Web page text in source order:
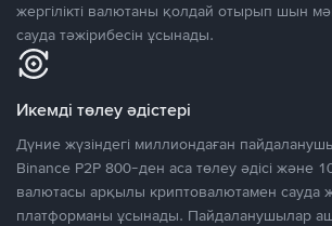
жергілікті валютаны қолдай отырып шын
сауда тәжірибесін ұсынады.
Икемді төлеу әдістері
Дүние жүзіндегі миллиондаған
Binance P2P 800-ден аса төлеу әдісі және
валютасы арқылы криптовалютамен сауда
платформаны ұсынады. Пайдаланушылар